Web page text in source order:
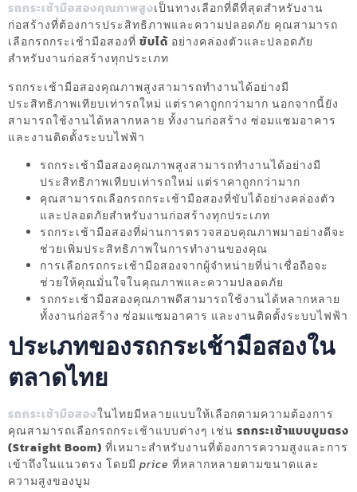
รถกระเช้ามือสองคุณภาพสูงเป็นทางเลือกที่ดีที่สุดสำหรับงาน
ก่อสร้างที่ต้องการประสิทธิภาพและความปลอดภัย คุณสามารถ
เลือกรถกระเช้ามือสองที่ ขับได้ อย่างคล่องตัวและปลอดภัย
สำหรับงานก่อสร้างทุกประเภท
รถกระเช้ามือสองคุณภาพสูงสามารถทำงานได้อย่างมี
ประสิทธิภาพเทียบเท่ารถใหม่ แต่ราคาถูกกว่ามาก นอกจากนี้ยัง
สามารถใช้งานได้หลากหลาย ทั้งงานก่อสร้าง ซ่อมแซมอาคาร
และงานติดตั้งระบบไฟฟ้า
รถกระเช้ามือสองคุณภาพสูงสามารถทำงานได้อย่างมี
ประสิทธิภาพเทียบเท่ารถใหม่ แต่ราคาถูกกว่ามาก
คุณสามารถเลือกรถกระเช้ามือสองที่ขับได้อย่างคล่องตัว
และปลอดภัยสำหรับงานก่อสร้างทุกประเภท
รถกระเช้ามือสองที่ผ่านการตรวจสอบคุณภาพมาอย่างดีจะ
ช่วยเพิ่มประสิทธิภาพในการทำงานของคุณ
การเลือกรถกระเช้ามือสองจากผู้จำหน่ายที่น่าเชื่อถือจะ
ช่วยให้คุณมั่นใจในคุณภาพและความปลอดภัย
รถกระเช้ามือสองคุณภาพดีสามารถใช้งานได้หลากหลาย
ทั้งงานก่อสร้าง ซ่อมแซมอาคาร และงานติดตั้งระบบไฟฟ้า
ประเภทของรถกระเช้ามือสองใน
ตลาดไทย
รถกระเช้ามือสองในไทยมีหลายแบบให้เลือกตามความต้องการ
คุณสามารถเลือกรถกระเช้าแบบต่างๆ เช่น รถกระเช้าแบบบูมตรง
(Straight Boom) ที่เหมาะสำหรับงานที่ต้องการความสูงและการ
เข้าถึงในแนวตรง โดยมีprice ที่หลากหลายตามขนาดและ
ความสูงของบูม